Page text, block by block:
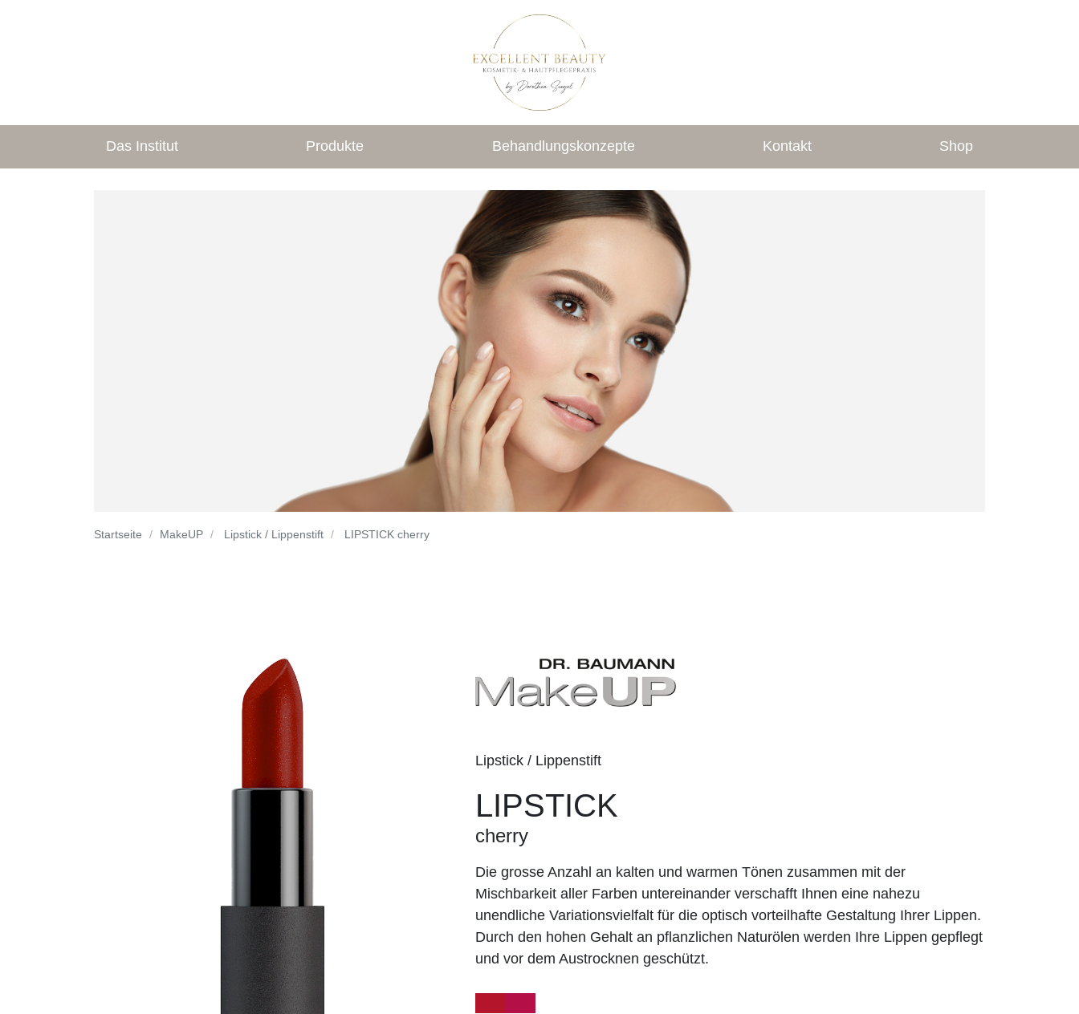
Das Institut Produkte Behandlungskonzepte Kontakt Shop
Startseite MakeUP Lipstick / Lippenstift LIPSTICK cherry
Lipstick / Lippenstift
LIPSTICK
cherry
Die grosse Anzahl an kalten und warmen Tönen zusammen mit der
Mischbarkeit aller Farben untereinander verschafft Ihnen eine nahezu
unendliche Variationsvielfalt für die optisch vorteilhafte Gestaltung Ihrer Lippen.
Durch den hohen Gehalt an pflanzlichen Naturölen werden Ihre Lippen gepflegt
und vor dem Austrocknen geschützt.